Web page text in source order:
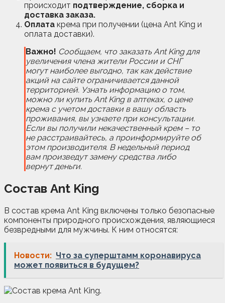
происходит подтверждение, сборка и
доставка заказа.
Оплата крема при получении (цена Ant King и
оплата доставки).
Важно! Сообщаем, что заказать Ant King для
увеличения члена жители России и СНГ
могут наиболее выгодно, так как действие
акций на сайте ограничивается данной
территорией. Узнать информацию о том,
можно ли купить Ant King в аптеках, о цене
крема с учетом доставки в вашу область
проживания, вы узнаете при консультации.
Если вы получили некачественный крем – то
не расстраивайтесь, а проинформируйте об
этом производителя. В недельный период
вам произведут замену средства либо
вернут деньги.
Состав Ant King
В состав крема Ant King включены только безопасные
компоненты природного происхождения, являющиеся
безвредными для мужчины. К ним относятся:
Новости: Что за суперштамм коронавируса
может появиться в будущем?